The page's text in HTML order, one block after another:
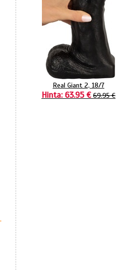
Real Giant 2, 18/7
Hinta: 63.95 € 69.95 €